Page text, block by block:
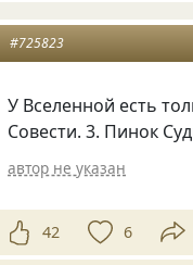
#725823
У Вселенной есть
Совести. 3. Пинок
автор не указан
42 6